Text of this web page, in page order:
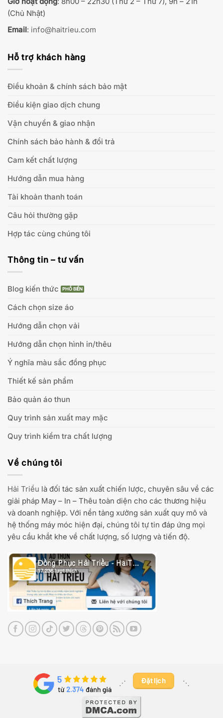
(Chủ Nhật)
Email: info@haitrieu.com
Hỗ trợ khách hàng
Điều khoản & chính sách bảo mật
Điều kiện giao dịch chung
Vận chuyển & giao nhận
Chính sách bảo hành & đổi trả
Cam kết chất lượng
Hướng dẫn mua hàng
Tài khoản thanh toán
Câu hỏi thường gặp
Hợp tác cùng chúng tôi
Thông tin – tư vấn
Blog kiến thức
Cách chọn size áo
Hướng dẫn chọn vải
Hướng dẫn chọn hình in/thêu
Ý nghĩa màu sắc đồng phục
Thiết kế sản phẩm
Bảo quản áo thun
Quy trình sản xuất may mặc
Quy trình kiểm tra chất lượng
Về chúng tôi
Hải Triều là đối tác sản xuất chiến lược, chuyên sâu về các
giải pháp May – In – Thêu toàn diện cho các thương hiệu
và doanh nghiệp. Với nền tảng xưởng sản xuất quy mô và
hệ thống máy móc hiện đại, chúng tôi tự tin đáp ứng mọi
yêu cầu khắt khe về chất lượng, số lượng và tiến độ.
⋰ ​ Đặt lịch ⋱